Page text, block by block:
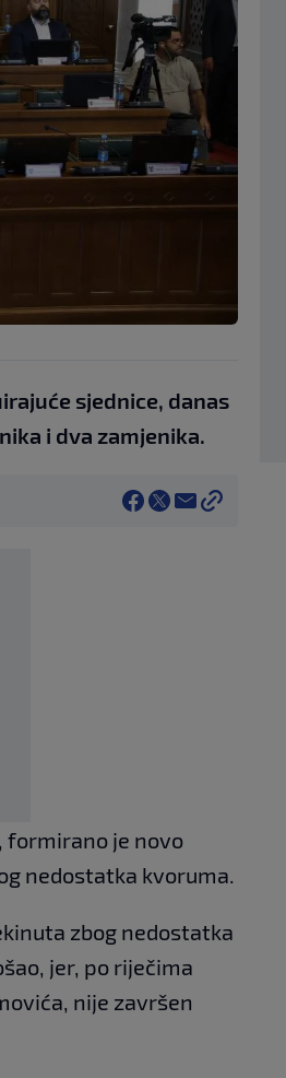
sjednice, danas
i dva zamjenika.
formirano je novo
nedostatka kvoruma.
zbog nedostatka
jer, po riječima
nije završen